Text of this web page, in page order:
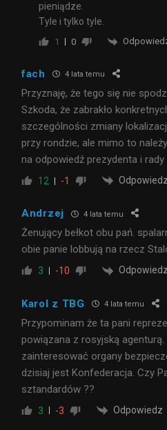
pieniądze.
Tyle i tylko tyle.
1 0
fach 4 lata temu
Przyznaję, że tego się nie
Szkoda, że zabrakło
szczególności zmiany
przy rondzie, ale mimo to
na odpowiedź prezydenta i
12 -1 Odpowiedz
Andrzej 4 lata temu
Żenujący bełkot obu pań.
obie panie lobbują na rzecz
3 -10 Odpowiedz
Karol z TBG 4 lata temu
Przypominam że ta pani
powiązana z rosyjską
zainteresować organy
dzisiaj jest Konfederacja. Czy
sztandardów ??
3 -3 Odpowiedz